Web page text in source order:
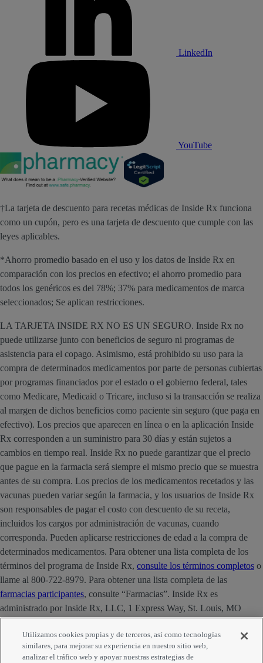
LinkedIn
YouTube
†La tarjeta de descuento para recetas médicas de Inside Rx funciona
como un cupón, pero es una tarjeta de descuento que cumple con las
leyes aplicables.
*Ahorro promedio basado en el uso y los datos de Inside Rx en
comparación con los precios en efectivo; el ahorro promedio para
todos los genéricos es del 78%; 37% para medicamentos de marca
seleccionados; Se aplican restricciones.
LA TARJETA INSIDE RX NO ES UN SEGURO. Inside Rx no
puede utilizarse junto con beneficios de seguro ni programas de
asistencia para el copago. Asimismo, está prohibido su uso para la
compra de determinados medicamentos por parte de personas cubiertas
por programas financiados por el estado o el gobierno federal, tales
como Medicare, Medicaid o Tricare, incluso si la transacción se realiza
al margen de dichos beneficios como paciente sin seguro (que paga en
efectivo). Los precios que aparecen en línea o en la aplicación Inside
Rx corresponden a un suministro para 30 días y están sujetos a
cambios en tiempo real. Inside Rx no puede garantizar que el precio
que pague en la farmacia será siempre el mismo precio que se muestra
antes de su compra. Los precios de los medicamentos recetados y las
vacunas pueden variar según la farmacia, y los usuarios de Inside Rx
son responsables de pagar el costo con descuento de su receta,
incluidos los cargos por administración de vacunas, cuando
corresponda. Pueden aplicarse restricciones de edad a la compra de
determinados medicamentos. Para obtener una lista completa de los
términos del programa de Inside Rx, consulte los términos completos o
llame al 800-722-8979. Para obtener una lista completa de las
farmacias participantes, consulte “Farmacias”. Inside Rx es
administrado por Inside Rx, LLC, 1 Express Way, St. Louis, MO
Strategic Development, Inc.
Utilizamos cookies propias y de terceros, así como tecnologías
similares, para mejorar su experiencia en nuestro sitio web,
analizar el tráfico web y apoyar nuestras estrategias de